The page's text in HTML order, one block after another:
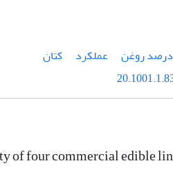
درصد روغن عملکرد
کتان
of four commercial edible